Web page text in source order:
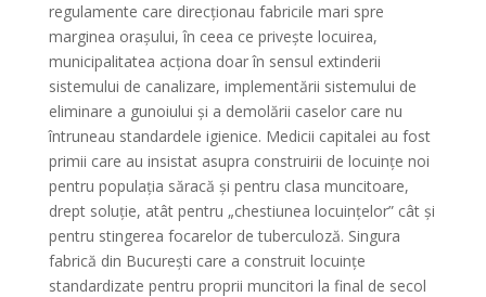
regulamente care direcționau fabricile mari spre
marginea orașului, în ceea ce privește locuirea,
municipalitatea acționa doar în sensul extinderii
sistemului de canalizare, implementării sistemului de
eliminare a gunoiului și a demolării caselor care nu
întruneau standardele igienice. Medicii capitalei au fost
primii care au insistat asupra construirii de locuințe noi
pentru populația săracă și pentru clasa muncitoare,
drept soluție, atât pentru „chestiunea locuințelor” cât și
pentru stingerea focarelor de tuberculoză. Singura
fabrică din București care a construit locuințe
standardizate pentru proprii muncitori la final de secol